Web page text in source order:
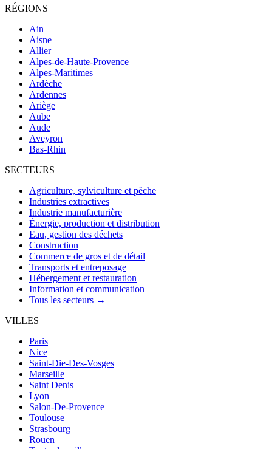
RÉGIONS
Ain
Aisne
Allier
Alpes-de-Haute-Provence
Alpes-Maritimes
Ardèche
Ardennes
Ariège
Aube
Aude
Aveyron
Bas-Rhin
SECTEURS
Agriculture, sylviculture et pêche
Industries extractives
Industrie manufacturière
Énergie, production et distribution
Eau, gestion des déchets
Construction
Commerce de gros et de détail
Transports et entreposage
Hébergement et restauration
Information et communication
Tous les secteurs →
VILLES
Paris
Nice
Saint-Die-Des-Vosges
Marseille
Saint Denis
Lyon
Salon-De-Provence
Toulouse
Strasbourg
Rouen